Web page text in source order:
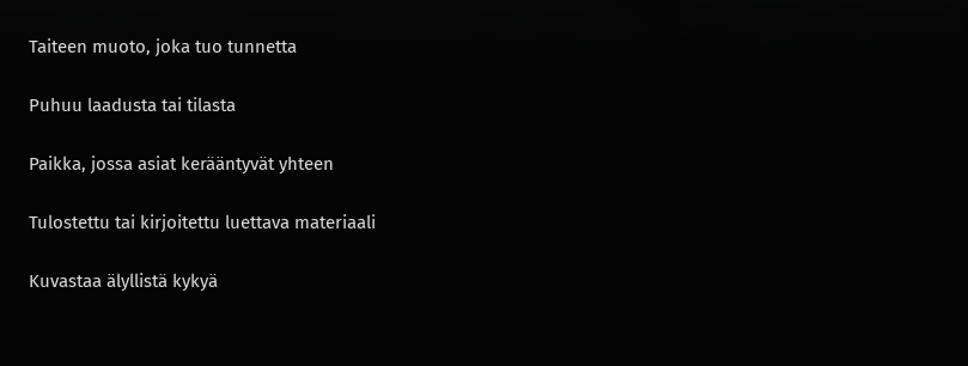
Taiteen muoto, joka tuo tunnetta
Puhuu laadusta tai tilasta
Paikka, jossa asiat kerääntyvät yhteen
Tulostettu tai kirjoitettu luettava materiaali
Kuvastaa älyllistä kykyä